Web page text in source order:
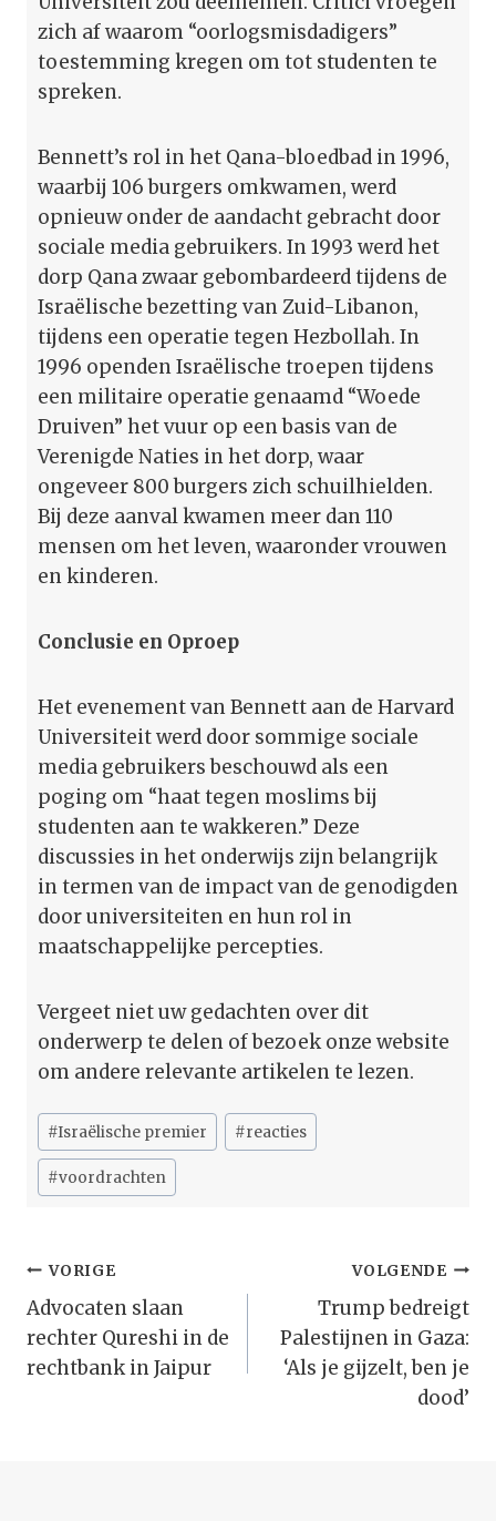
zich af waarom “oorlogsmisdadigers”
toestemming kregen om tot studenten te
spreken.
Bennett’s rol in het Qana-bloedbad in 1996,
waarbij 106 burgers omkwamen, werd
opnieuw onder de aandacht gebracht door
sociale media gebruikers. In 1993 werd het
dorp Qana zwaar gebombardeerd tijdens de
Israëlische bezetting van Zuid-Libanon,
tijdens een operatie tegen Hezbollah. In
1996 openden Israëlische troepen tijdens
een militaire operatie genaamd “Woede
Druiven” het vuur op een basis van de
Verenigde Naties in het dorp, waar
ongeveer 800 burgers zich schuilhielden.
Bij deze aanval kwamen meer dan 110
mensen om het leven, waaronder vrouwen
en kinderen.
Conclusie en Oproep
Het evenement van Bennett aan de Harvard
Universiteit werd door sommige sociale
media gebruikers beschouwd als een
poging om “haat tegen moslims bij
studenten aan te wakkeren.” Deze
discussies in het onderwijs zijn belangrijk
in termen van de impact van de genodigden
door universiteiten en hun rol in
maatschappelijke percepties.
Vergeet niet uw gedachten over dit
onderwerp te delen of bezoek onze website
om andere relevante artikelen te lezen.
Bericht
tags:
#Israëlische premier #reacties
#voordrachten
Bericht
Navigatie
VORIGE
Advocaten slaan
rechter Qureshi in de
rechtbank in Jaipur
VOLGENDE
Trump bedreigt
Palestijnen in Gaza:
‘Als je gijzelt, ben je
dood’